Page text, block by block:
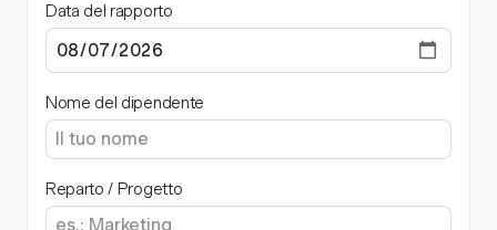
Data del rapporto
Nome del dipendente
Reparto / Progetto